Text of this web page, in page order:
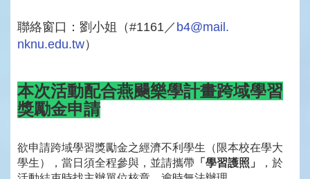
聯絡窗口：劉小姐（#1161／ b4@mail.
nknu.edu.tw）
本次活動配合燕颺樂學計畫跨域學習
獎勵金申請
欲申請跨域學習獎勵金之經濟不利學生（限本校在學大
學生）， 當日須全程參與，並請攜帶 「學習護照」 ， 於